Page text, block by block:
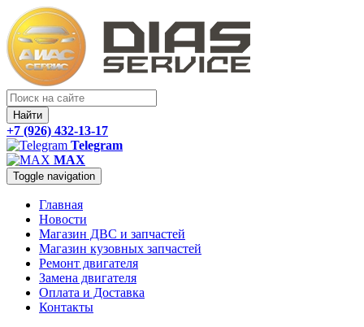
Найти
+7 (926) 432-13-17
Telegram
MAX
Toggle navigation
Главная
Новости
Магазин ДВС и запчастей
Магазин кузовных запчастей
Ремонт двигателя
Замена двигателя
Оплата и Доставка
Контакты